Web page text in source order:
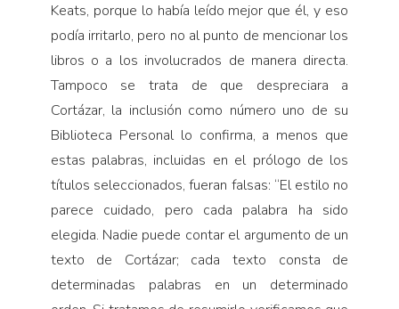
Keats, porque lo había leído mejor que él, y eso
podía irritarlo, pero no al punto de mencionar los
libros o a los involucrados de manera directa.
Tampoco se trata de que despreciara a
Cortázar, la inclusión como número uno de su
Biblioteca Personal lo confirma, a menos que
estas palabras, incluidas en el prólogo de los
títulos seleccionados, fueran falsas: “El estilo no
parece cuidado, pero cada palabra ha sido
elegida. Nadie puede contar el argumento de un
texto de Cortázar; cada texto consta de
determinadas palabras en un determinado